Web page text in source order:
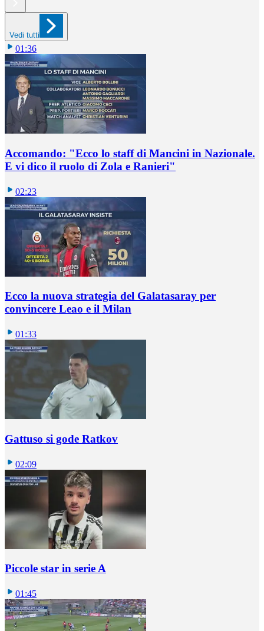
Vedi tutti
01:36
Accomando: "Ecco lo staff di Mancini in Nazionale.
E vi dico il ruolo di Zola e Ranieri"
02:23
Ecco la nuova strategia del Galatasaray per
convincere Leao e il Milan
01:33
Gattuso si gode Ratkov
02:09
Piccole star in serie A
01:45